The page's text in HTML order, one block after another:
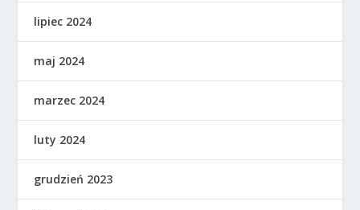
lipiec 2024
maj 2024
marzec 2024
luty 2024
grudzień 2023